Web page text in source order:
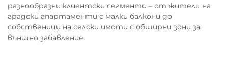
разнообразни клиентски сегменти – от жители на
градски апартаменти с малки балкони до
собственици на селски имоти с обширни зони за
външно забавление.